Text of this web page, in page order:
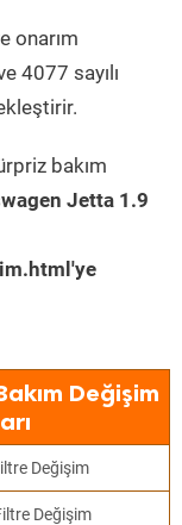
onarım
4077 sayılı
bakım
Jetta 1.9
Değişim
Değişim
Değişim